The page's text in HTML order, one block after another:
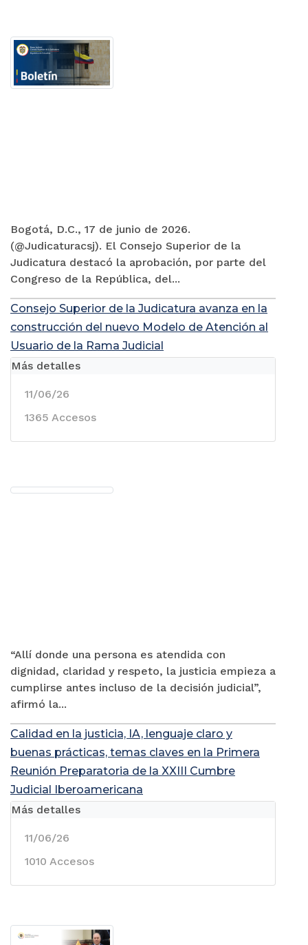
Bogotá, D.C., 17 de junio de 2026.
(@Judicaturacsj). El Consejo Superior de la
Judicatura destacó la aprobación, por parte del
Congreso de la República, del...
Consejo Superior de la Judicatura avanza en la
construcción del nuevo Modelo de Atención al
Usuario de la Rama Judicial
“Allí donde una persona es atendida con
dignidad, claridad y respeto, la justicia empieza a
cumplirse antes incluso de la decisión judicial”,
afirmó la...
Más detalles
11/06/26
1365 Accesos
Calidad en la justicia, IA, lenguaje claro y
buenas prácticas, temas claves en la Primera
Reunión Preparatoria de la XXIII Cumbre
Judicial Iberoamericana
Más detalles
11/06/26
1010 Accesos